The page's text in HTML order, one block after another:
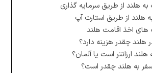
هلند از طریق سرمایه گذاری
هلند از طریق استارت آپ
های اخذ اقامت هلند
هلند چقدر هزینه دارد؟
ارزانتر است یا آلمان؟
به هلند چقدر است؟